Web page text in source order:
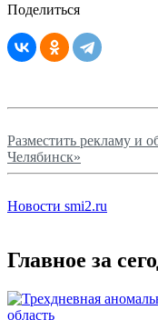
Поделиться
Разместить рекламу и
Челябинск»
Новости smi2.ru
Главное за